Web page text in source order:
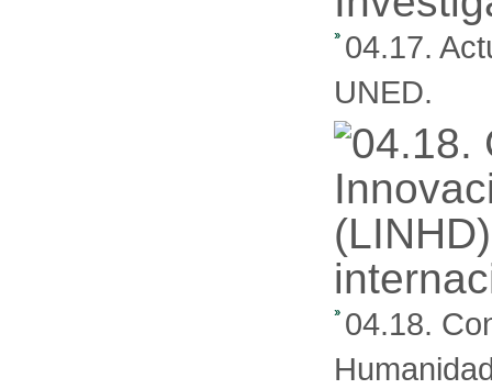
04.17.
UNED.
04.18.